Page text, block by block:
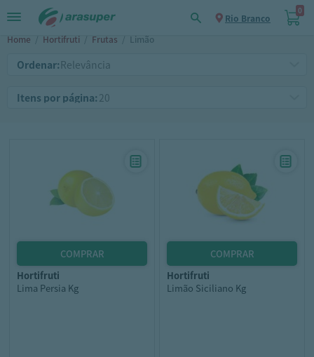
Rio Branco
0
Home / Hortifruti / Frutas / Limão
Ordenar:
Itens por página:
hortifruti
Lima Persia Kg
hortifruti
Limão Siciliano Kg